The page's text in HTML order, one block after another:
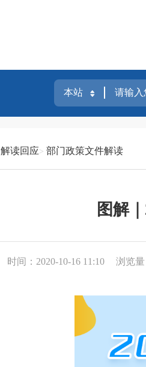
解读回应 部门政策文件解读
图解
时间：2020-10-16 11:10 浏览量